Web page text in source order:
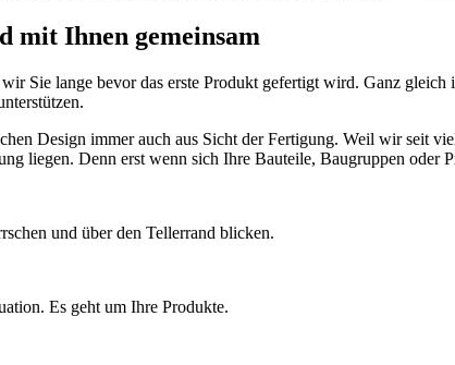
mit Ihnen gemeinsam
Sie lange bevor das erste Produkt gefertigt wird. Ganz
Design immer auch aus Sicht der Fertigung. Weil wir seit
liegen. Denn erst wenn sich Ihre Bauteile, Baugruppen
und über den Tellerrand blicken.
Es geht um Ihre Produkte.